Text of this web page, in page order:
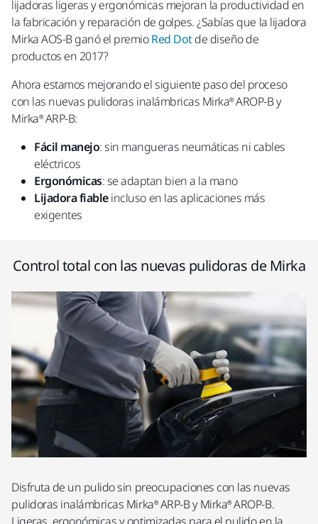
lijadoras ligeras y ergonómicas mejoran la productividad en
la fabricación y reparación de golpes. ¿Sabías que la lijadora
Mirka AOS-B ganó el premioRed Dotde diseño de
productos en 2017?
Ahora estamos mejorando el siguiente paso del proceso
con las nuevas pulidoras inalámbricas Mirka® AROP-B y
Mirka® ARP-B:
Fácil manejo: sin mangueras neumáticas ni cables
eléctricos
Ergonómicas: se adaptan bien a la mano
Lijadorafiableincluso en las aplicaciones más
exigentes
Control total con las nuevas pulidoras de Mirka
Disfruta de un pulido sin preocupaciones con las nuevas
pulidoras inalámbricas Mirka® ARP-B y Mirka® AROP-B.